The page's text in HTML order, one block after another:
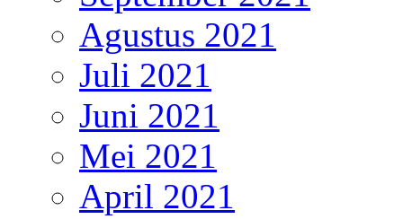
Agustus 2021
Juli 2021
Juni 2021
Mei 2021
April 2021